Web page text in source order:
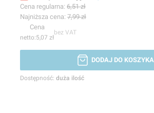
Cena regularna: 6,51 zł
Najniższa cena: 7,99 zł
Cena
5,07 zł
bez VAT
DODAJ DO KOSZYKA
Dostępność: duża ilość